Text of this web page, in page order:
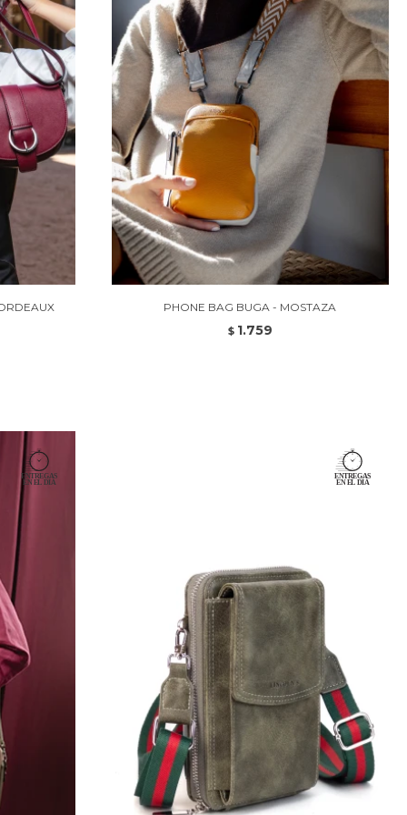
PHONE BAG BUGA - MOSTAZA
$ 1.759